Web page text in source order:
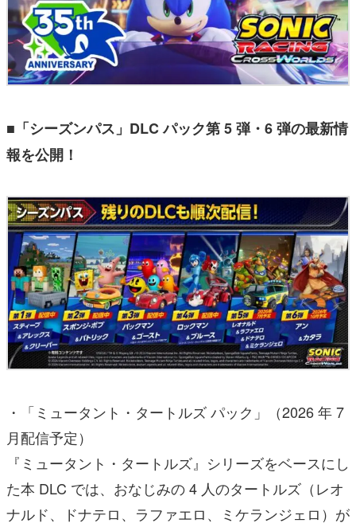
■「シーズンパス」DLC パック第 5 弾・6 弾の最新情
報を公開！
・「ミュータント・タートルズ パック」（2026 年 7
月配信予定）
『ミュータント・タートルズ』シリーズをベースにし
た本 DLC では、おなじみの 4 人のタートルズ（レオ
ナルド、ドナテロ、ラファエロ、ミケランジェロ）が